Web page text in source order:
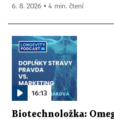
6. 8. 2026 ▪ 4 min. čtení
16:13
Biotechnoložka: